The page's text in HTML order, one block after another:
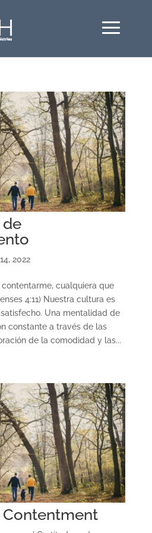
de
2022
contentarme, cualquiera que
4:11) Nuestra cultura es
Una mentalidad de
constante a través de las
de la comodidad y las...